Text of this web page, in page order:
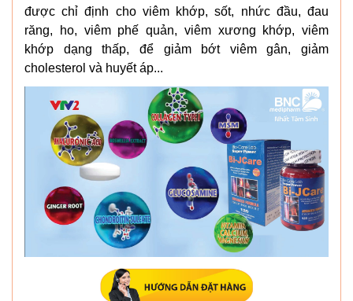
được chỉ định cho viêm khớp, sốt, nhức đầu, đau
răng, ho, viêm phế quản, viêm xương khớp, viêm
khớp dạng thấp, để giảm bớt viêm gân, giảm
cholesterol và huyết áp...